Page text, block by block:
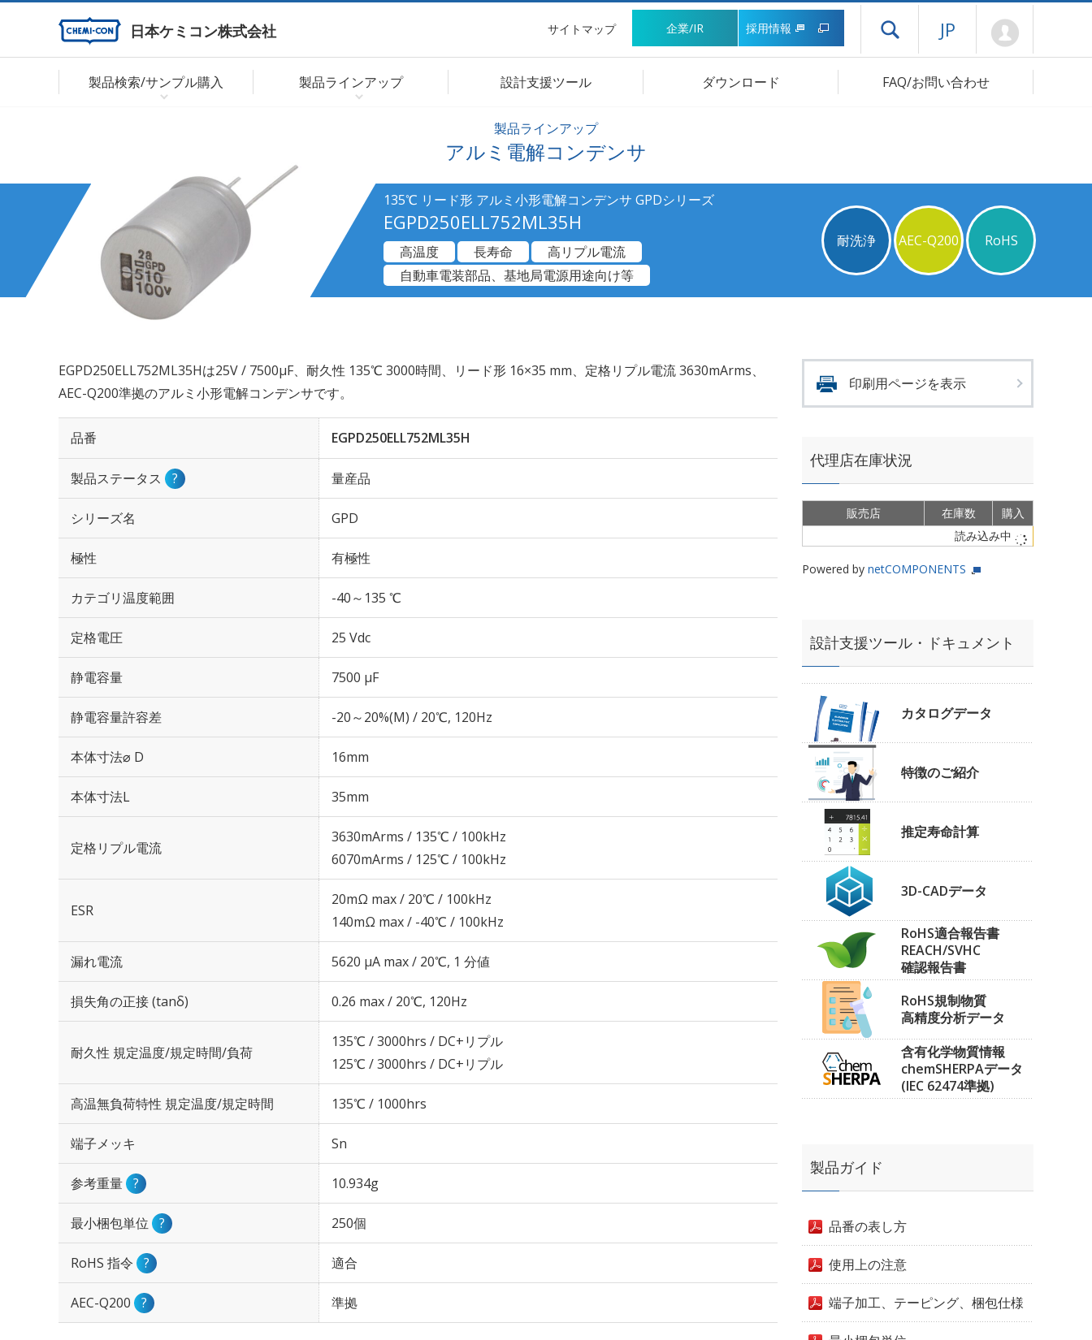
日本ケミコン株式会社 サイトマップ 企業/IR 採用情報 ドロワーメニューを開く
JP
製品検索/サンプル購入 製品ラインアップ 設計支援ツール ダウンロード FAQ/お問い合わせ
製品ラインアップ
アルミ電解コンデンサ
135℃ リード形 アルミ小形電解コンデンサ GPDシリーズ
EGPD250ELL752ML35H
耐洗浄 AEC-Q200 RoHS
高温度 長寿命
高リプル電流
自動車電装部品、基地局電源用途向け等
EGPD250ELL752ML35Hは25V / 7500µF、耐久性 135℃ 3000時間、リード形 16×35 mm、定格リプル電流 3630mArms、
AEC-Q200準拠のアルミ小形電解コンデンサです。
品番 EGPD250ELL752ML35H
製品ステータス ? 量産品
シリーズ名 GPD
極性 有極性
カテゴリ温度範囲 -40～135 ℃
定格電圧 25 Vdc
静電容量 7500 µF
静電容量許容差 -20～20%(M) / 20℃, 120Hz
本体寸法⌀ D 16mm
本体寸法L 35mm
定格リプル電流
3630mArms / 135℃ / 100kHz
6070mArms / 125℃ / 100kHz
ESR
20mΩ max / 20℃ / 100kHz
140mΩ max / -40℃ / 100kHz
漏れ電流 5620 μA max / 20℃, 1 分値
損失角の正接 (tanδ) 0.26 max / 20℃, 120Hz
耐久性 規定温度/規定時間/負荷
135℃ / 3000hrs / DC+リプル
125℃ / 3000hrs / DC+リプル
高温無負荷特性 規定温度/規定時間 135℃ / 1000hrs
端子メッキ Sn
参考重量 ? 10.934g
最小梱包単位 ? 250個
RoHS 指令 ? 適合
AEC-Q200 ? 準拠
印刷用ページを表示
代理店在庫状況
販売店 在庫数
購入
読み込み中
Powered by netCOMPONENTS
設計支援ツール・ドキュメント
カタログデータ
特徴のご紹介
推定寿命計算
3D-CADデータ
RoHS適合報告書
REACH/SVHC
確認報告書
RoHS規制物質
高精度分析データ
含有化学物質情報
chemSHERPAデータ
(IEC 62474準拠)
製品ガイド
品番の表し方
使用上の注意
端子加工、テーピング、梱包仕様